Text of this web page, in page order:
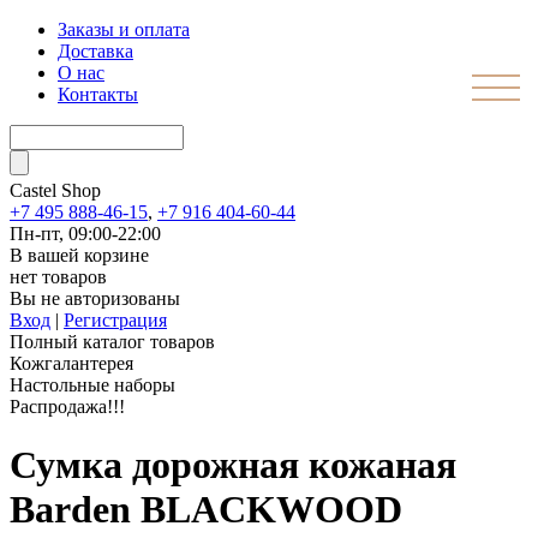
Заказы и оплата
Доставка
О нас
Контакты
Castel Shop
+7 495 888-46-15, +7 916 404-60-44
Пн-пт, 09:00-22:00
В вашей корзине
нет товаров
Вы не авторизованы
Вход | Регистрация
Полный каталог товаров
Кожгалантерея
Настольные наборы
Распродажа!!!
Сумка дорожная кожаная
Barden BLACKWOOD